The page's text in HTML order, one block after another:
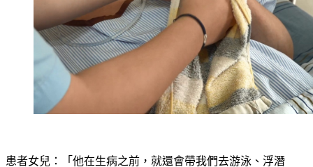
患者女兒：「他在生病之前，就還會帶我們去游泳、浮潛